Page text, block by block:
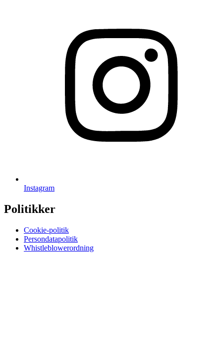
Instagram
Politikker
Cookie-politik
Persondatapolitik
Whistleblowerordning